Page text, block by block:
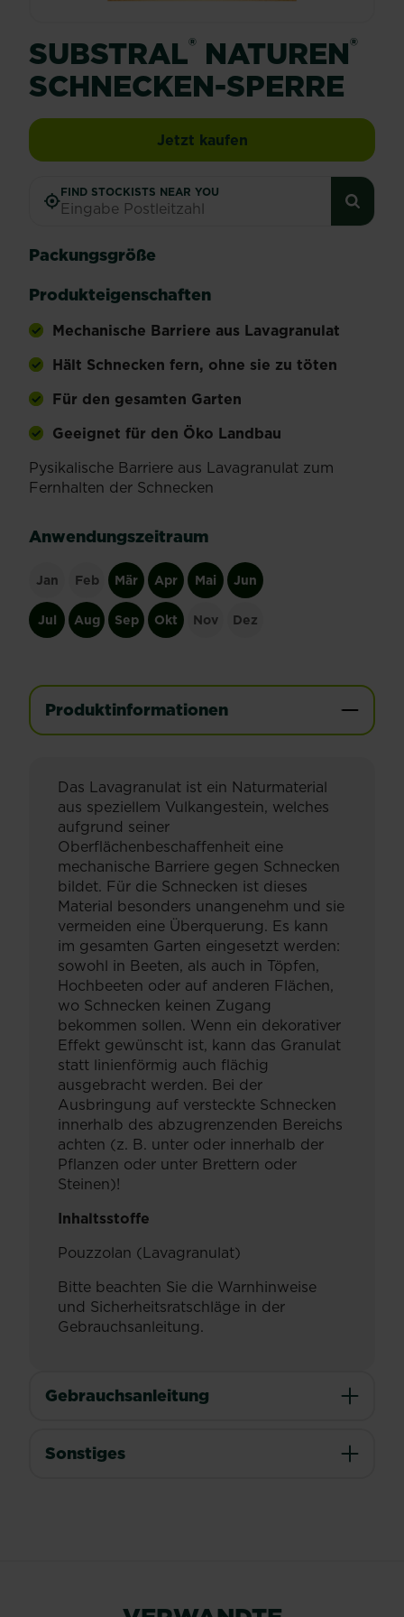
SUBSTRAL® NATUREN®
SCHNECKEN-SPERRE
Jetzt kaufen
FIND STOCKISTS NEAR YOU
Packungsgröße
Produkteigenschaften
Mechanische Barriere aus Lavagranulat
Hält Schnecken fern, ohne sie zu töten
Für den gesamten Garten
Geeignet für den Öko Landbau
Pysikalische Barriere aus Lavagranulat zum
Fernhalten der Schnecken
Anwendungszeitraum
Jan Feb Mär Apr Mai Jun
Jul Aug Sep Okt Nov Dez
Produktinformationen
Das Lavagranulat ist ein Naturmaterial
aus speziellem Vulkangestein, welches
aufgrund seiner
Oberflächenbeschaffenheit eine
mechanische Barriere gegen Schnecken
bildet. Für die Schnecken ist dieses
Material besonders unangenehm und sie
vermeiden eine Überquerung. Es kann
im gesamten Garten eingesetzt werden:
sowohl in Beeten, als auch in Töpfen,
Hochbeeten oder auf anderen Flächen,
wo Schnecken keinen Zugang
bekommen sollen. Wenn ein dekorativer
Effekt gewünscht ist, kann das Granulat
statt linienförmig auch flächig
ausgebracht werden. Bei der
Ausbringung auf versteckte Schnecken
innerhalb des abzugrenzenden Bereichs
achten (z. B. unter oder innerhalb der
Pflanzen oder unter Brettern oder
Steinen)!
Inhaltsstoffe
Pouzzolan (Lavagranulat)
Bitte beachten Sie die Warnhinweise
und Sicherheitsratschläge in der
Gebrauchsanleitung.
Gebrauchsanleitung
Sonstiges